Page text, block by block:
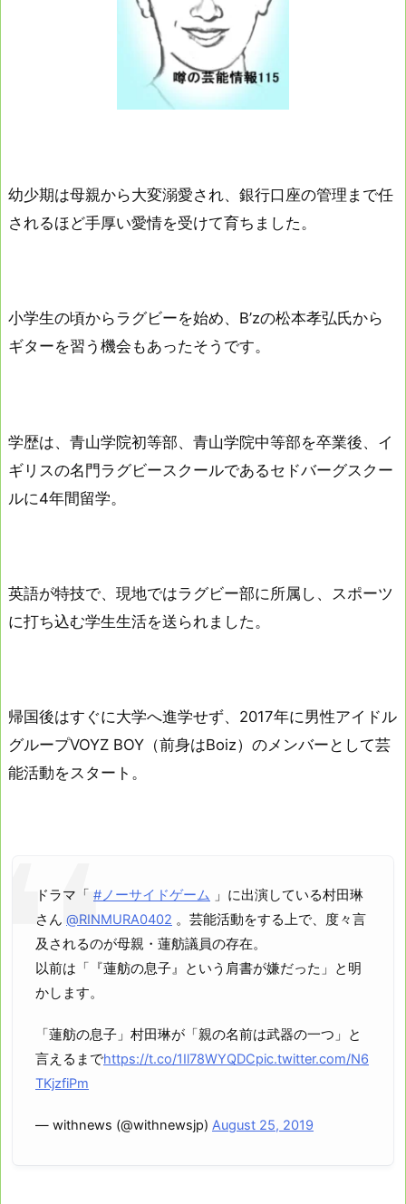
幼少期は母親から大変溺愛され、銀行口座の管理まで任
されるほど手厚い愛情を受けて育ちました。
小学生の頃からラグビーを始め、B’zの松本孝弘氏から
ギターを習う機会もあったそうです。
学歴は、青山学院初等部、青山学院中等部を卒業後、イ
ギリスの名門ラグビースクールであるセドバーグスクー
ルに4年間留学。
英語が特技で、現地ではラグビー部に所属し、スポーツ
に打ち込む学生生活を送られました。
帰国後はすぐに大学へ進学せず、2017年に男性アイドル
グループVOYZ BOY（前身はBoiz）のメンバーとして芸
能活動をスタート。
ドラマ「 #ノーサイドゲーム 」に出演している村田琳
さん @RINMURA0402 。芸能活動をする上で、度々言
及されるのが母親・蓮舫議員の存在。
以前は「『蓮舫の息子』という肩書が嫌だった」と明
かします。
「蓮舫の息子」村田琳が「親の名前は武器の一つ」と
言えるまでhttps://t.co/1Il78WYQDCpic.twitter.com/N6
TKjzfiPm
— withnews (@withnewsjp) August 25, 2019